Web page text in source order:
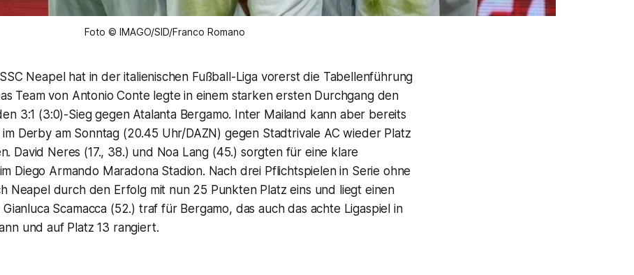
Foto © IMAGO/SID/Franco Romano
Neapel hat in der italienischen Fußball-Liga vorerst die Tabellenführung
Team von Antonio Conte legte in einem starken ersten Durchgang den
3:1 (3:0)-Sieg gegen Atalanta Bergamo. Inter Mailand kann aber bereits
im Derby am Sonntag (20.45 Uhr/DAZN) gegen Stadtrivale AC wieder Platz
David Neres (17., 38.) und Noa Lang (45.) sorgten für eine klare
Diego Armando Maradona Stadion. Nach drei Pflichtspielen in Serie ohne
Neapel durch den Erfolg mit nun 25 Punkten Platz eins und liegt einen
Scamacca (52.) traf für Bergamo, das auch das achte Ligaspiel in
und auf Platz 13 rangiert.